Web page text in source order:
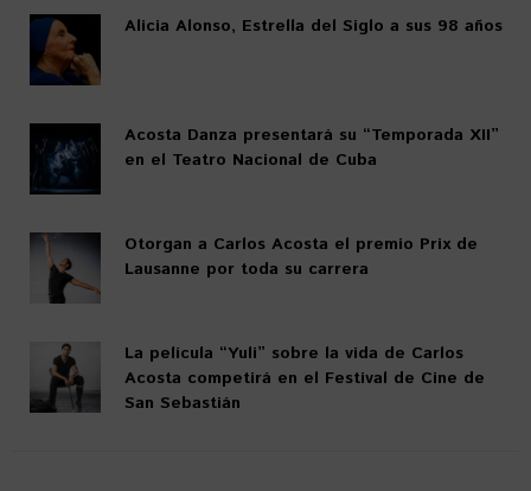
Alicia Alonso, Estrella del Siglo a sus 98 años
Acosta Danza presentará su “Temporada XII”
en el Teatro Nacional de Cuba
Otorgan a Carlos Acosta el premio Prix de
Lausanne por toda su carrera
La película “Yuli” sobre la vida de Carlos
Acosta competirá en el Festival de Cine de
San Sebastián